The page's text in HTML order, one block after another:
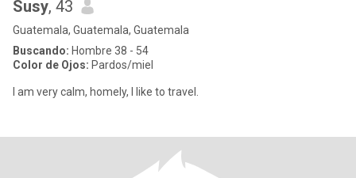
Susy, 43
Guatemala, Guatemala, Guatemala
Buscando: Hombre 38 - 54
Color de Ojos: Pardos/miel
I am very calm, homely, I like to travel.